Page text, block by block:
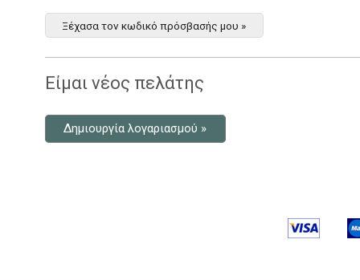
Ξέχασα τον κωδικό πρόσβασής μου »
Είμαι νέος πελάτης
Δημιουργία λογαριασμού »